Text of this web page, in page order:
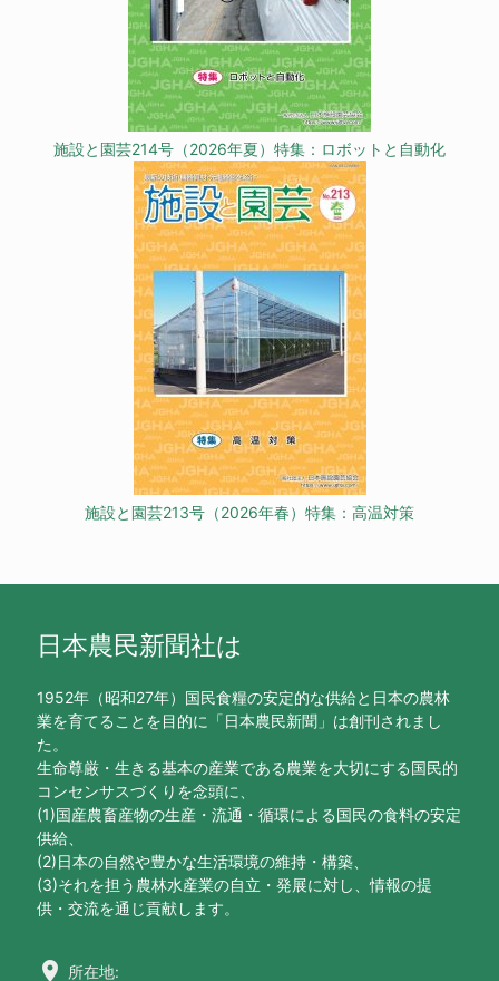
施設と園芸214号（2026年夏）特集：ロボットと自動化
施設と園芸213号（2026年春）特集：高温対策
日本農民新聞社は
1952年（昭和27年）国民食糧の安定的な供給と日本の農林
業を育てることを目的に「日本農民新聞」は創刊されまし
た。
生命尊厳・生きる基本の産業である農業を大切にする国民的
コンセンサスづくりを念頭に、
(1)国産農畜産物の生産・流通・循環による国民の食料の安定
供給、
(2)日本の自然や豊かな生活環境の維持・構築、
(3)それを担う農林水産業の自立・発展に対し、情報の提
供・交流を通じ貢献します。
location_on 所在地: